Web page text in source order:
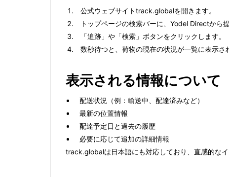
公式ウェブサイトtrack.globalを開きます。
トップページの検索バーに、Yodel Directから
「追跡」や「検索」ボタンをクリックします。
数秒待つと、荷物の現在の状況が一覧に表示さ
表示される情報について
配送状況（例：輸送中、配達済みなど）
最新の位置情報
配達予定日と過去の履歴
必要に応じて追加の詳細情報
track.globalは日本語にも対応しており、直感的な